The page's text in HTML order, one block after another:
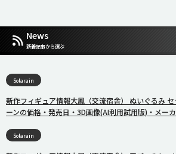
News
新着記事から選ぶ
Solarain
新作フィギュア情報大鳳（交流宿舎） ぬいぐるみ
ーンの価格・発売日・3D画像(AI利用試用版)・メー
Solarain